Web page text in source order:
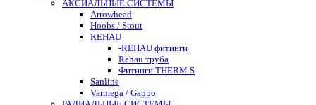
АКСИАЛЬНЫЕ СИСТЕМЫ
Arrowhead
Hoobs / Stout
REHAU
-REHAU фитинги
Rehau труба
Фитинги THERM S
Sanline
Varmega / Gappo